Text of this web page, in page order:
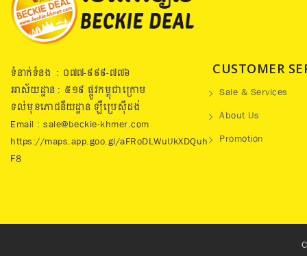
ទំនាក់ទំនង : ០៧៧​-៩៩៩-៧៧៦
អាស័យដ្ឋាន : ៥១៩​ ផ្លូវកម្ពុជាក្រោម
ទល់មុខភោជនីយដ្ឋាន ឡឺប្រេសុីដង់
Email : sale@beckie-khmer.com
https://maps.app.goo.gl/aFRoDLWuUkXDQuh
F8
CUSTOMER
Sale & Services
About Us
Promotion